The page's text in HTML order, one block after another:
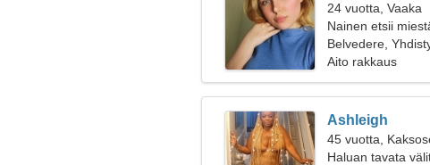
24 vuotta, Vaaka
Nainen etsii
Belvedere,
Aito rakkaus
Ashleigh
45 vuotta,
Haluan tavata